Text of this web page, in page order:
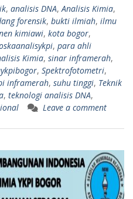
, analisis DNA, Analisis Kimia,
forensik, bukti ilmiah, ilmu
kimiawi, kota bogor,
, para ahli
Kimia, sinar inframerah,
, Spektrofotometri,
inframerah, suhu tinggi, Teknik
, teknologi analisis DNA,
Leave a comment